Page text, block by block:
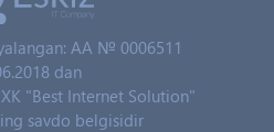
AA № 0006511
dan
"Best Internet Solution"
savdo belgisidir